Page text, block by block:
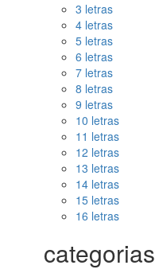
3 letras
4 letras
5 letras
6 letras
7 letras
8 letras
9 letras
10 letras
11 letras
12 letras
13 letras
14 letras
15 letras
16 letras
categorias